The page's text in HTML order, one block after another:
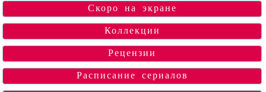
Скоро на экране
Коллекции
Рецензии
Расписание сериалов